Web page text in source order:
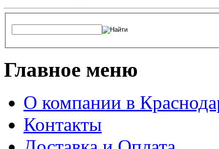
Главное меню
О компании в
Контакты